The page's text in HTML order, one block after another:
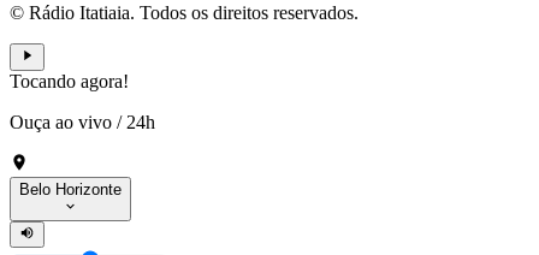
© Rádio Itatiaia. Todos os direitos reservados.
Tocando agora!
Ouça ao vivo / 24h
Belo Horizonte